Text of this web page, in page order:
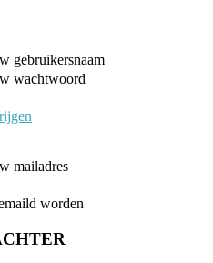
gebruikersnaam
wachtwoord
mailadres
worden